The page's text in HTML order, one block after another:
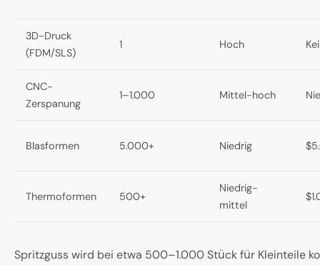
3D-Druck
(FDM/SLS)
1 Hoch
CNC-
Zerspanung
1–1.000 Mittel-hoch
Blasformen 5.000+ Niedrig
Thermoformen 500+
Niedrig-
mittel
Spritzguss wird bei etwa 500–1.000 Stück für Kleinteile